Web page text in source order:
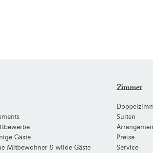
Gäste
Mitbewohner & wilde Gäste
Zimmer
Suiten
Preise
Service